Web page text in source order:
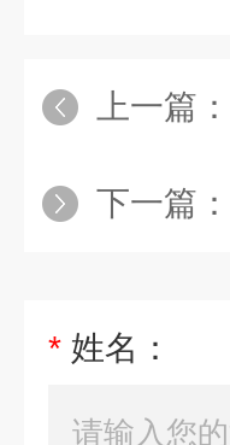
上一篇：
下一篇：
* 姓名：